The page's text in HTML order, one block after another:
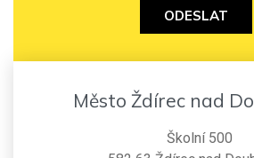
ODESLAT
Město Ždírec nad
Školní 500